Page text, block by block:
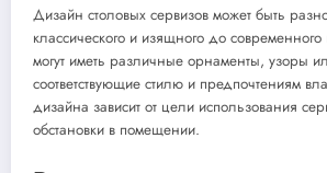
Дизайн столовых сервизов может быть
классического и изящного до
могут иметь различные орнаменты, узоры
соответствующие стилю и предпочтениям
дизайна зависит от цели использования
обстановки в помещении.